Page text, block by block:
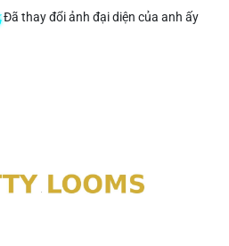
Đã thay đổi ảnh đại diện của anh ấy